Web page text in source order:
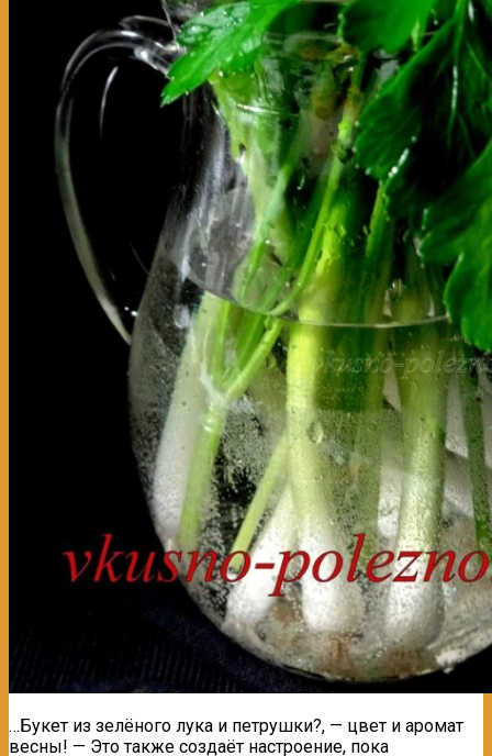
…Букет из зелёного лука и петрушки?, — цвет и аромат
весны! — Это также создаёт настроение, пока